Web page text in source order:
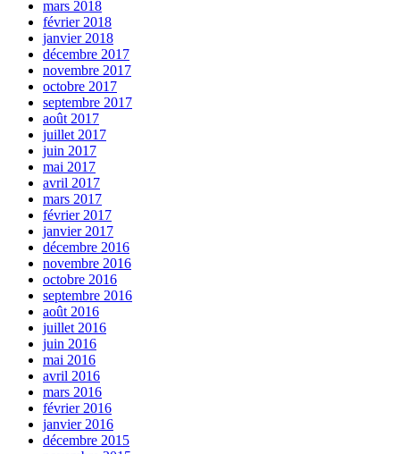
mars 2018
février 2018
janvier 2018
décembre 2017
novembre 2017
octobre 2017
septembre 2017
août 2017
juillet 2017
juin 2017
mai 2017
avril 2017
mars 2017
février 2017
janvier 2017
décembre 2016
novembre 2016
octobre 2016
septembre 2016
août 2016
juillet 2016
juin 2016
mai 2016
avril 2016
mars 2016
février 2016
janvier 2016
décembre 2015